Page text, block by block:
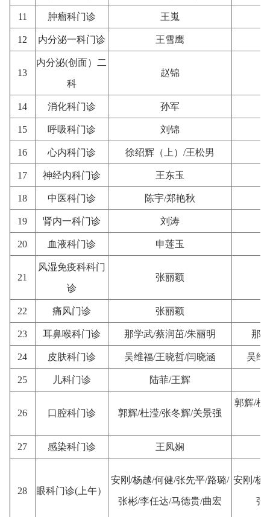
11 肿瘤科门诊 王嵬
12 内分泌一科门诊 王雪鹰
13
内分泌(创面）二
科
赵锦
14 消化科门诊 孙军
15 呼吸科门诊 刘锦
16 心内科门诊 徐绍辉（上）/王松男
17 神经内科门诊 王东玉
18 中医科门诊 陈宇/郑艳秋
19 肾内一科门诊 刘涛
20 血液科门诊 申莲玉
21
风湿免疫科科门
诊
张丽颖
22 痛风门诊 张丽颖
23 耳鼻喉科门诊 那学武/蔡润茁/朱丽明 那
24 皮肤科门诊 吴维福/王晓哲/闫晓涵 吴维
25 儿科门诊 陆菲/王辉
26 口腔科门诊 郭辉/杜滢/张冬辉/关景强
郭辉/杜
27 感染科门诊 王凤娴
28 眼科门诊(上午）
安刚/杨越/何健/张先平/路璐/
张彬/李任达/马德贵/曲宏
安刚/杨
张